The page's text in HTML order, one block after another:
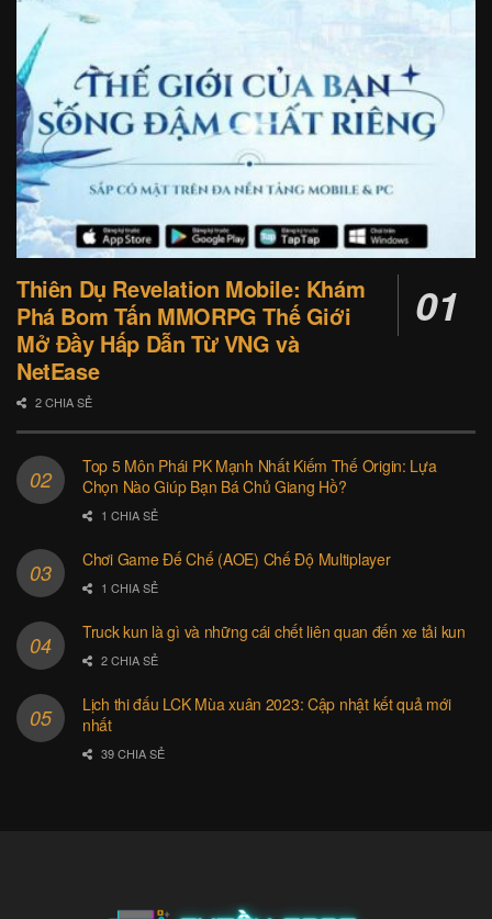
Thiên Dụ Revelation Mobile: Khám
Phá Bom Tấn MMORPG Thế Giới
Mở Đầy Hấp Dẫn Từ VNG và
NetEase
2 CHIA SẺ
Top 5 Môn Phái PK Mạnh Nhất Kiếm Thế Origin: Lựa
Chọn Nào Giúp Bạn Bá Chủ Giang Hồ?
1 CHIA SẺ
Chơi Game Đế Chế (AOE) Chế Độ Multiplayer
1 CHIA SẺ
Truck kun là gì và những cái chết liên quan đến xe tải kun
2 CHIA SẺ
Lịch thi đấu LCK Mùa xuân 2023: Cập nhật kết quả mới
nhất
39 CHIA SẺ